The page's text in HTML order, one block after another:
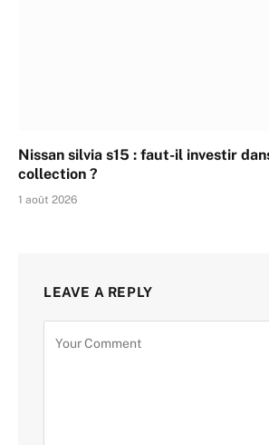
Nissan silvia s15 : faut-il investir
collection ?
1 août 2026
LEAVE A REPLY